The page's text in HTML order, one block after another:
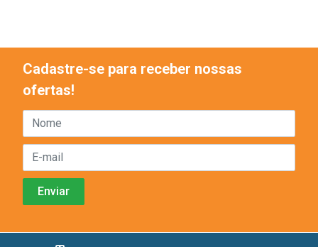
Cadastre-se para receber nossas
ofertas!